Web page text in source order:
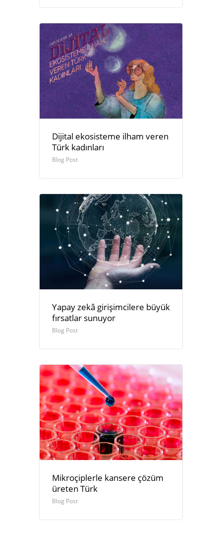
Dijital ekosisteme ilham veren
Türk kadınları
Blog Post
Yapay zekâ girişimcilere büyük
fırsatlar sunuyor
Blog Post
Mikroçiplerle kansere çözüm
üreten Türk
Blog Post